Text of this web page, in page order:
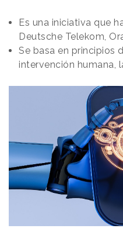
Es una iniciativa que
Deutsche Telekom,
Se basa en principios
intervención humana,